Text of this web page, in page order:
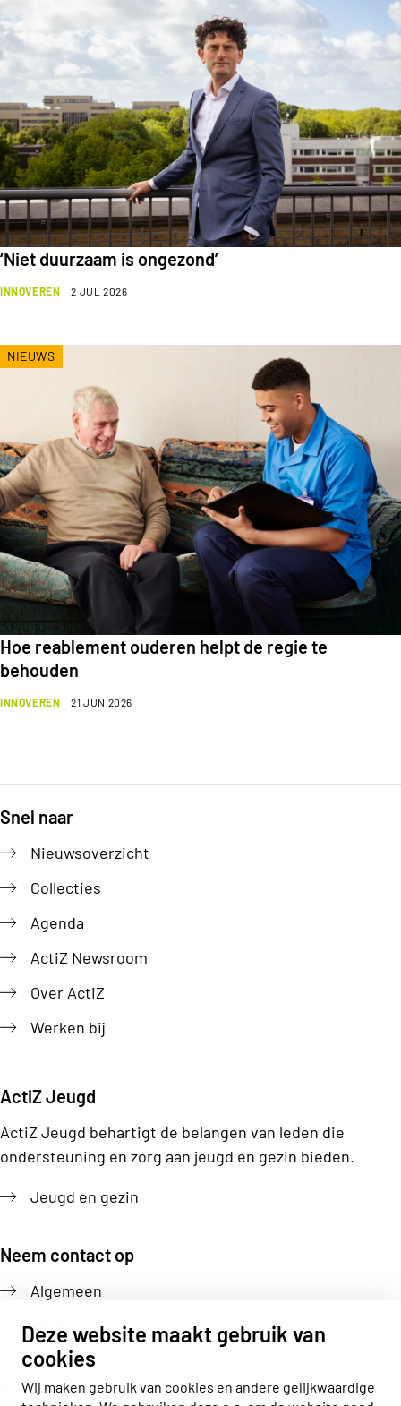
Deze website maakt gebruik van
cookies
Wij maken gebruik van cookies en andere gelijkwaardige
INNOVEREN 2 JUL 2026
‘Niet duurzaam is ongezond’
INNOVEREN 21 JUN 2026
Hoe reablement ouderen helpt de regie te
behouden
NIEUWS
Snel naar
Nieuwsoverzicht
Collecties
Agenda
ActiZ Newsroom
Over ActiZ
Werken bij
ActiZ Jeugd
ActiZ Jeugd behartigt de belangen van leden die
ondersteuning en zorg aan jeugd en gezin bieden.
Jeugd en gezin
Neem contact op
Algemeen
Pers
Volg ons